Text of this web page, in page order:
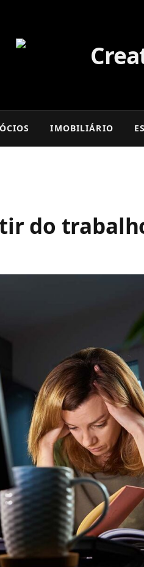
IMOBILIÁRIO
do